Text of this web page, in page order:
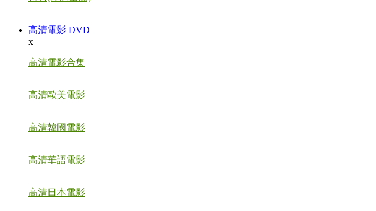
高清電影 DVD
x
高清電影合集
高清歐美電影
高清韓國電影
高清華語電影
高清日本電影